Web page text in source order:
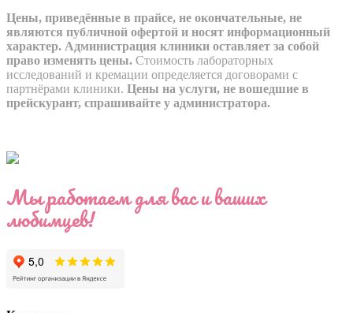
Цены, приведённые в прайсе, не окончательные, не
являются публичной офертой и носят информационный
характер. Администрация клиники оставляет за собой
право изменять цены. Стоимость лабораторных
исследований и кремации определяется договорами с
партнёрами клиники. Цены на услуги, не вошедшие в
прейскурант, спрашивайте у администратора.
Мы работаем для вас и ваших
любимцев!